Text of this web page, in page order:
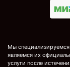
Мы
являемся их
услуги после